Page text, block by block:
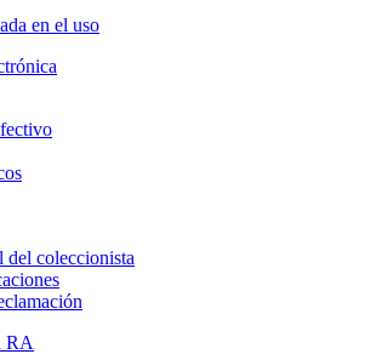
en el uso
del coleccionista
RA